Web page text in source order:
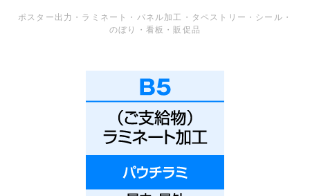
ポスター出力・ラミネート・パネル加工・タペストリー・シール・
のぼり・看板・販促品